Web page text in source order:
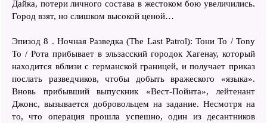
Дайка, потери личного состава в жестоком бою увеличились.
Город взят, но слишком высокой ценой…
Эпизод 8 . Ночная Разведка (The Last Patrol): Тони То / Tony
To / Рота прибывает в эльзасский городок Хагенау, который
находится вблизи с германской границей, и получает приказ
послать разведчиков, чтобы добыть вражеского «языка».
Вновь прибывший выпускник «Вест-Пойнта», лейтенант
Джонс, вызывается добровольцем на задание. Несмотря на
то, что операция прошла успешно, один из десантников